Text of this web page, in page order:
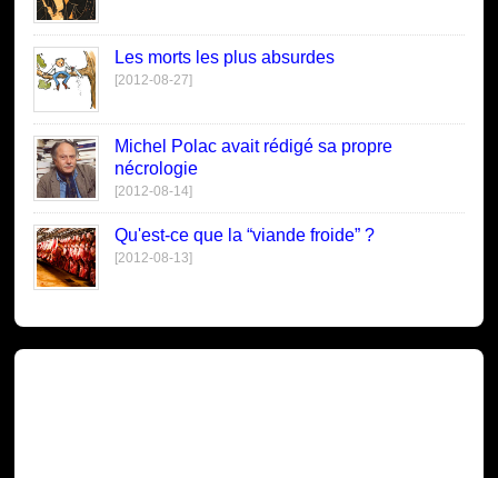
Les morts les plus absurdes
[2012-08-27]
Michel Polac avait rédigé sa propre
nécrologie
[2012-08-14]
Qu'est-ce que la “viande froide” ?
[2012-08-13]